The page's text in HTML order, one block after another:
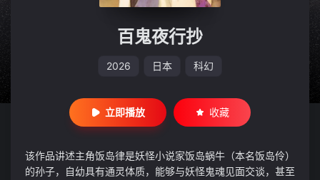
百鬼夜行抄
2026 日本 科幻
立即播放 收藏
该作品讲述主角饭岛律是妖怪小说家饭岛蜗牛（本名饭岛伶）
的孙子，自幼具有通灵体质，能够与妖怪鬼魂见面交谈，甚至